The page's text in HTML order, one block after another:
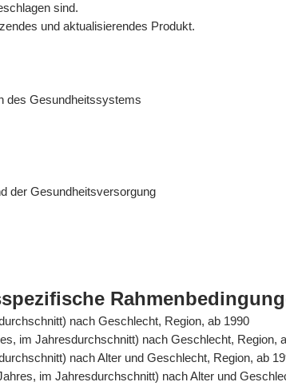
sind.
und aktualisierendes Produkt.
des Gesundheitssystems
der Gesundheitsversorgung
nach Geschlecht, Region, ab 1990
im Jahresdurchschnitt) nach Geschlecht, Region,
nach Alter und Geschlecht, Region, ab
im Jahresdurchschnitt) nach Alter und